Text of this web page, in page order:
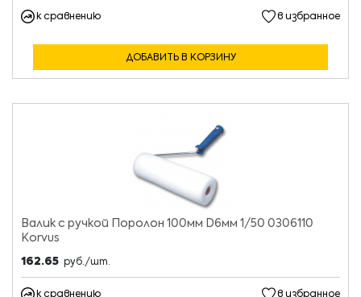
к сравнению в избранное
ДОБАВИТЬ В КОРЗИНУ
Валик с ручкой Поролон 100мм D6мм 1/50 0306110
Korvus
162.65 руб./шт.
к сравнению в избранное